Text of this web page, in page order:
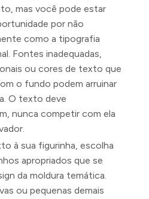
mas você pode estar
por não
como a tipografia
Fontes inadequadas,
ou cores de texto que
o fundo podem arruinar
O texto deve
nunca competir com ela
à sua figurinha, escolha
apropriados que se
da moldura temática.
ou pequenas demais